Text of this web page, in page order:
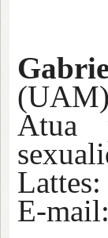
Atua
Lattes:
E-mail: